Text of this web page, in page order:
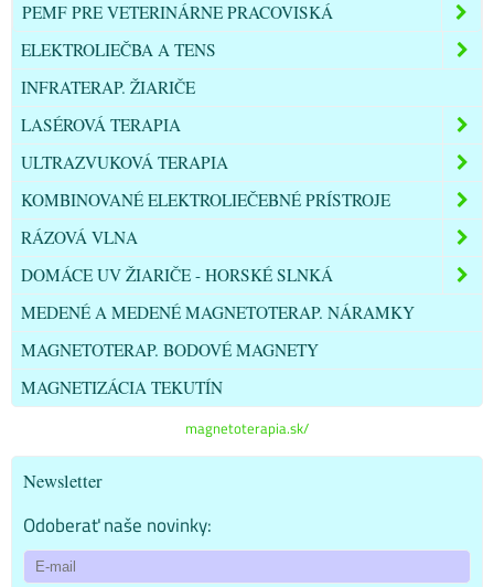
PEMF PRE VETERINÁRNE PRACOVISKÁ
ELEKTROLIEČBA A TENS
INFRATERAP. ŽIARIČE
LASÉROVÁ TERAPIA
ULTRAZVUKOVÁ TERAPIA
KOMBINOVANÉ ELEKTROLIEČEBNÉ PRÍSTROJE
RÁZOVÁ VLNA
DOMÁCE UV ŽIARIČE - HORSKÉ SLNKÁ
MEDENÉ A MEDENÉ MAGNETOTERAP. NÁRAMKY
MAGNETOTERAP. BODOVÉ MAGNETY
MAGNETIZÁCIA TEKUTÍN
magnetoterapia.sk/
Newsletter
Odoberať naše novinky: